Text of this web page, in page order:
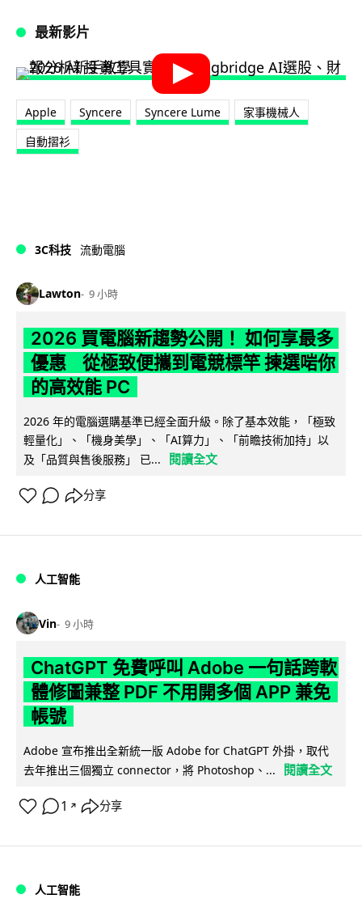
最新影片
Apple Syncere Syncere Lume
家事機械人
自動摺衫
3C科技 流動電腦
Lawton 9 小時
2026 買電腦新趨勢公開！ 如何享最多
優惠 從極致便攜到電競標竿 揀選啱你
的高效能 PC
2026 年的電腦選購基準已經全面升級。除了基本效能，「極致
輕量化」、「機身美學」、「AI算力」、「前瞻技術加持」以
及「品質與售後服務」 已...
閱讀全文
分享
人工智能
Vin 9 小時
ChatGPT 免費呼叫 Adobe 一句話跨軟
體修圖兼整 PDF 不用開多個 APP 兼免
帳號
Adobe 宣布推出全新統一版 Adobe for ChatGPT 外掛，取代
去年推出三個獨立 connector，將 Photoshop、...
閱讀全文
1 ↗ 分享
人工智能